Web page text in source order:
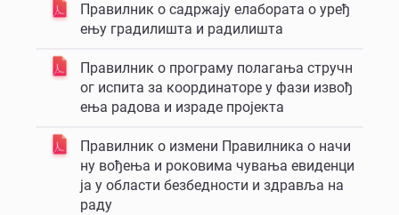
Правилник о садржају елабората о уређ
ењу градилишта и радилишта
Правилник о програму полагања стручн
ог испита за координаторе у фази извођ
ења радова и израде пројекта
Правилник о измени Правилника о начи
ну вођења и роковима чувања евиденци
ја у области безбедности и здравља на
раду